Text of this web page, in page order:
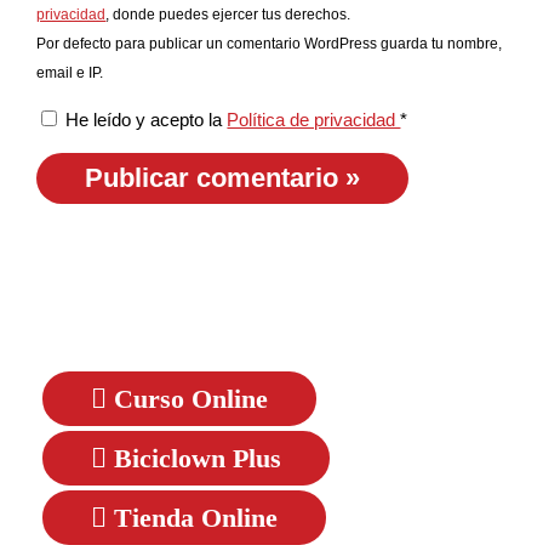
privacidad
, donde puedes ejercer tus derechos.
Por defecto para publicar un comentario WordPress guarda tu nombre,
email e IP.
He leído y acepto la Política de privacidad*
Curso Online
Biciclown Plus
Tienda Online